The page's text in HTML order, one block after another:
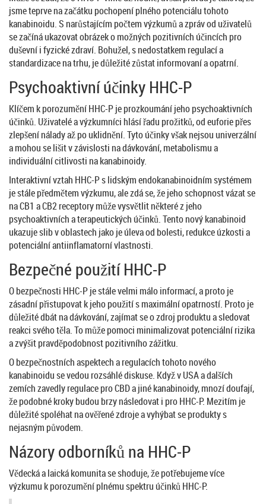
jsme teprve na začátku pochopení plného potenciálu tohoto
kanabinoidu. S narůstajícím počtem výzkumů a zpráv od uživatelů
se začíná ukazovat obrázek o možných pozitivních účincích pro
duševní i fyzické zdraví. Bohužel, s nedostatkem regulací a
standardizace na trhu, je důležité zůstat informovaní a opatrní.
Psychoaktivní účinky HHC-P
Klíčem k porozumění HHC-P je prozkoumání jeho psychoaktivních
účinků. Uživatelé a výzkumníci hlásí řadu prožitků, od euforie přes
zlepšení nálady až po uklidnění. Tyto účinky však nejsou univerzální
a mohou se lišit v závislosti na dávkování, metabolismu a
individuální citlivosti na kanabinoidy.
Interaktivní vztah HHC-P s lidským endokanabinoidním systémem
je stále předmětem výzkumu, ale zdá se, že jeho schopnost vázat se
na CB1 a CB2 receptory může vysvětlit některé z jeho
psychoaktivních a terapeutických účinků. Tento nový kanabinoid
ukazuje slib v oblastech jako je úleva od bolesti, redukce úzkosti a
potenciální antiinflamatorní vlastnosti.
Bezpečné použití HHC-P
O bezpečnosti HHC-P je stále velmi málo informací, a proto je
zásadní přistupovat k jeho použití s maximální opatrností. Proto je
důležité dbát na dávkování, zajímat se o zdroj produktu a sledovat
reakci svého těla. To může pomoci minimalizovat potenciální rizika
a zvýšit pravděpodobnost pozitivního zážitku.
O bezpečnostních aspektech a regulacích tohoto nového
kanabinoidu se vedou rozsáhlé diskuse. Když v USA a dalších
zemích zavedly regulace pro CBD a jiné kanabinoidy, mnozí doufají,
že podobné kroky budou brzy následovat i pro HHC-P. Mezitím je
důležité spoléhat na ověřené zdroje a vyhýbat se produkty s
nejasným původem.
Názory odborníků na HHC-P
Vědecká a laická komunita se shoduje, že potřebujeme více
výzkumu k porozumění plnému spektru účinků HHC-P.